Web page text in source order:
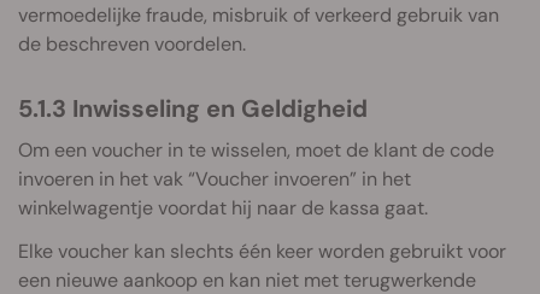
vermoedelijke fraude, misbruik of verkeerd gebruik van
de beschreven voordelen.
5.1.3 Inwisseling en Geldigheid
Om een voucher in te wisselen, moet de klant de code
invoeren in het vak “Voucher invoeren” in het
winkelwagentje voordat hij naar de kassa gaat.
Elke voucher kan slechts één keer worden gebruikt voor
een nieuwe aankoop en kan niet met terugwerkende